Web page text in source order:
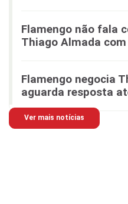
Flamengo não fala
Thiago Almada
Flamengo negocia
aguarda resposta
Ver mais notícias